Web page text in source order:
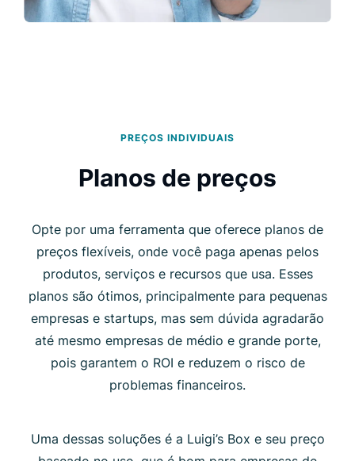
PREÇOS INDIVIDUAIS
Planos de preços
Opte por uma ferramenta que oferece planos de
preços flexíveis, onde você paga apenas pelos
produtos, serviços e recursos que usa. Esses
planos são ótimos, principalmente para pequenas
empresas e startups, mas sem dúvida agradarão
até mesmo empresas de médio e grande porte,
pois garantem o ROI e reduzem o risco de
problemas financeiros.
Uma dessas soluções é a Luigi’s Box e seu preço